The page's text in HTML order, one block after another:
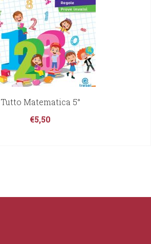
Tutto Matematica 5°
€5,50